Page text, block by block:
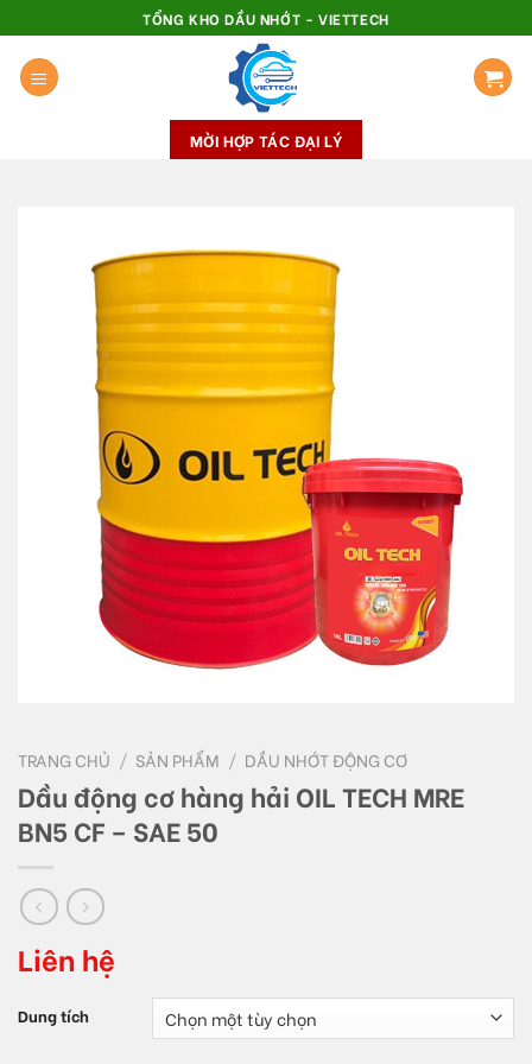
to
content
TỔNG KHO DẦU NHỚT - VIETTECH
MỜI HỢP TÁC ĐẠI LÝ
TRANG CHỦ / SẢN PHẨM / DẦU NHỚT ĐỘNG CƠ
Dầu động cơ hàng hải OIL TECH MRE
BN5 CF – SAE 50
Liên hệ
Dung tích